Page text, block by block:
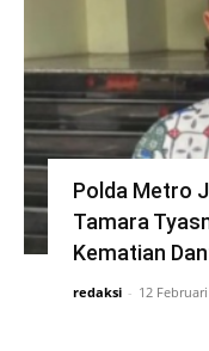
Polda Metro
Tamara
Kematian
redaksi - 12